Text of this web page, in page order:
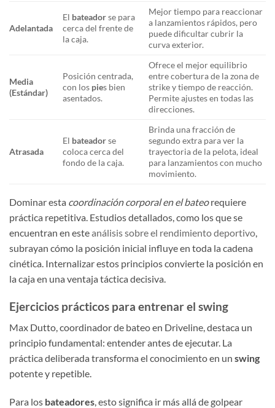
Adelantada
El bateadorse para
cerca del frente de
la caja.
Mejor tiempo para reaccionar
a lanzamientos rápidos, pero
puede dificultar cubrir la
curva exterior.
Media
(Estándar)
Posición centrada,
con los pies bien
asentados.
Ofrece el mejor equilibrio
entre cobertura de la zona de
strike y tiempo de reacción.
Permite ajustes en todas las
direcciones.
Atrasada
El bateadorse
coloca cerca del
fondo de la caja.
Brinda una fracción de
segundo extra para ver la
trayectoria de la pelota, ideal
para lanzamientos con mucho
movimiento.
Dominar esta coordinación corporal en el bateorequiere
práctica repetitiva. Estudios detallados, como los que se
encuentran en esteanálisis sobre el rendimiento deportivo,
subrayan cómo la posición inicial influye en toda la cadena
cinética. Internalizar estos principios convierte la posición en
la caja en una ventaja táctica decisiva.
Ejercicios prácticos para entrenar el swing
Max Dutto, coordinador de bateo en Driveline, destaca un
principio fundamental: entender antes de ejecutar. La
práctica deliberada transforma el conocimiento en un swing
potente y repetible.
Para los bateadores, esto significa ir más allá de golpear